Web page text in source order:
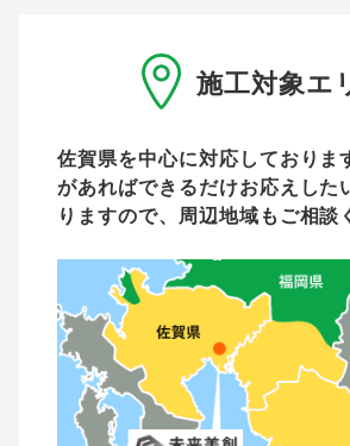
施工対象エ
佐賀県を中心に対応しておりま
があればできるだけお応えした
りますので、周辺地域もご相談